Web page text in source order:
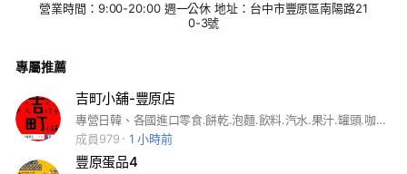
營業時間：9:00-20:00 週一公休 地址：台中市豐原區南陽路21
0-3號
專屬推薦
吉町小舖-豐原店
專營日韓、各國進口零食.餅乾.泡麵.飲料.汽水.果汁.罐頭.咖啡.巧克力.蜜餞.果乾.海苔
成員979
1 小時前
豐原蛋品4